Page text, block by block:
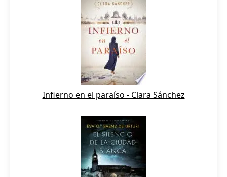
Infierno en el paraíso - Clara Sánchez